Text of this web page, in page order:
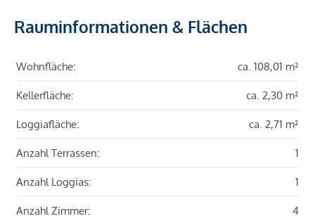
Rauminformationen & Flächen
Wohnfläche: ca. 108,01 m²
Kellerfläche: ca. 2,30 m²
Loggiafläche: ca. 2,71 m²
Anzahl Terrassen: 1
Anzahl Loggias: 1
Anzahl Zimmer: 4